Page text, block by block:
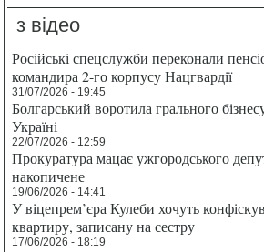
з відео
Російські спецслужби переконали
командира 2-го корпусу Нацгвардії
31/07/2026 - 19:45
Болгарський воротила грального
Україні
22/07/2026 - 12:59
Прокуратура мацає ужгородського
накопичене
19/06/2026 - 14:41
У віцепрем’єра Кулеби хочуть
квартиру, записану на сестру
17/06/2026 - 18:19